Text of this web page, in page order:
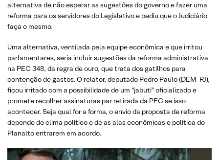
alternativa de não esperar as sugestões do governo e fazer uma
reforma para os servidores do Legislativo e pediu que o Judiciário
faça o mesmo.
Uma alternativa, ventilada pela equipe econômica e que irritou
parlamentares, seria incluir sugestões da reforma administrativa
na PEC 348, da regra de ouro, que trata dos gatilhos para
contenção de gastos. O relator, deputado Pedro Paulo (DEM-RJ),
ficou irritado com a possibilidade de um “jabuti” oficializado e
promete recolher assinaturas par retirada da PEC se isso
acontecer. Seja qual for a forma, o envio da proposta de reforma
depende do clima político e de as alas econômicas e política do
Planalto entrarem em acordo.